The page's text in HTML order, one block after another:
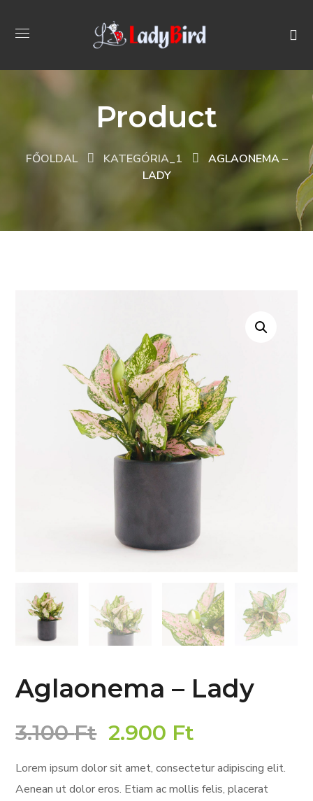
Product
FŐOLDAL KATEGÓRIA_1
AGLAONEMA –
LADY
Aglaonema – Lady
3.100Ft 2.900 Ft
Lorem ipsum dolor sit amet, consectetur adipiscing elit.
Aenean ut dolor eros. Etiam ac mollis felis, placerat